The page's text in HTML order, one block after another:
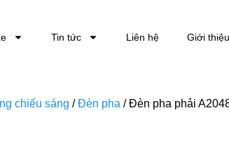
Tin tức Liên hệ Giới thiệu
chiếu sáng /Đèn pha / Đèn pha phải